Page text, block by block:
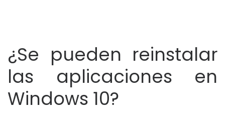
¿Se pueden reinstalar
las aplicaciones en
Windows 10?